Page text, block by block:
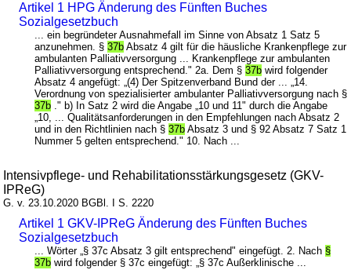
Artikel 1 HPG Änderung des Fünften Buches
Sozialgesetzbuch
... ein begründeter Ausnahmefall im Sinne von Absatz 1 Satz 5
anzunehmen. §37b Absatz 4 gilt für die häusliche Krankenpflege zur
ambulanten Palliativversorgung ... Krankenpflege zur ambulanten
Palliativversorgung entsprechend." 2a. Dem §37b wird folgender
Absatz 4 angefügt: „(4) Der Spitzenverband Bund der ... „14.
Verordnung von spezialisierter ambulanter Palliativversorgung nach §
37b ." b) In Satz 2 wird die Angabe „10 und 11" durch die Angabe
„10, ... Qualitätsanforderungen in den Empfehlungen nach Absatz 2
und in den Richtlinien nach §37b Absatz 3 und § 92 Absatz 7 Satz 1
Nummer 5 gelten entsprechend." 10. Nach ...
Intensivpflege- und Rehabilitationsstärkungsgesetz (GKV-
IPReG)
G. v. 23.10.2020 BGBl. I S. 2220
Artikel 1 GKV-IPReG Änderung des Fünften Buches
Sozialgesetzbuch
... Wörter „§ 37c Absatz 3 gilt entsprechend" eingefügt. 2. Nach §
37b wird folgender § 37c eingefügt: „§ 37c Außerklinische ...